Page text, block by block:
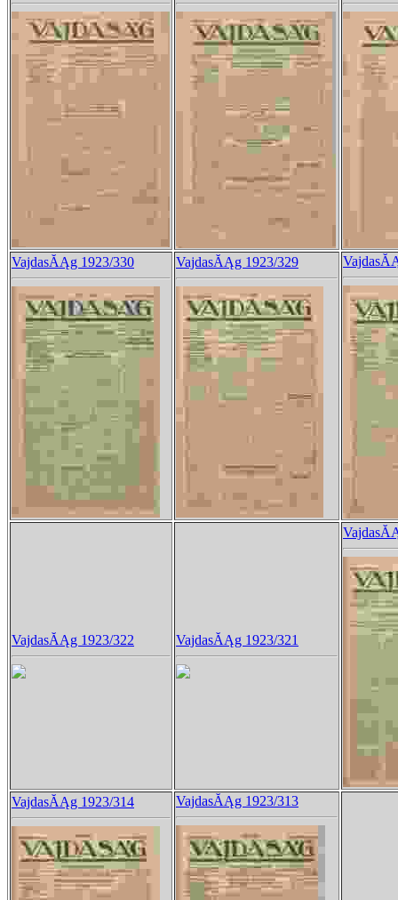
VajdasĂĄg 1923/330 VajdasĂĄg 1923/329
VajdasĂĄg 1923/322 VajdasĂĄg 1923/321
VajdasĂĄg 1923/314 VajdasĂĄg 1923/313